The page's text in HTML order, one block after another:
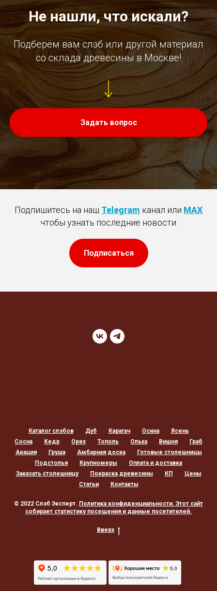
Не нашли, что искали?
Подберём вам слэб или другой материал
со склада древесины в Москве!
Задать вопрос
Подпишитесь на наш Telegram канал или MAX
чтобы узнать последние новости
Подписаться
Каталог слэбов Дуб Карагач Осина
Ясень
Сосна
Кедр Орех Тополь Ольха Вишня
Граб
Акация
Груша Амбарная доска
Готовые столешницы
Подстолья
Крупномеры
Оплата и доставка
Заказать столешницу
Покраска древесины КП
Цены
Статьи
Контакты
© 2022 Слэб Эксперт. Политика конфиденциальности. Этот сайт
собирает статистику посещения и данные посетителей.
Вверх